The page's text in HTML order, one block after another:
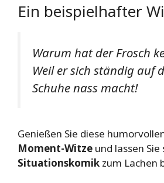
Ein beispielhafter
Warum hat der Frosch
Weil er sich ständig auf
Schuhe nass macht!
Genießen Sie diese
Moment-Witze und lassen
Situationskomik zum Lachen